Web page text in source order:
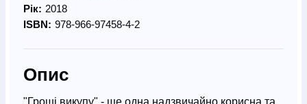
Рік: 2018
ISBN: 978-966-97458-4-2
Опис
"Гроші викупу" - ще одна надзвичайно корисна та